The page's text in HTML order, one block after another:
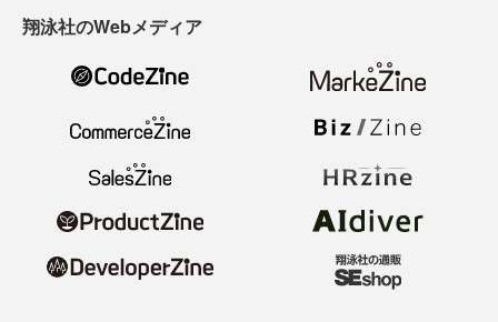
翔泳社のWebメディア